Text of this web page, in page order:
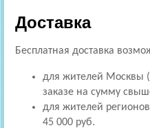
Доставка
Бесплатная доставка
для жителей Москвы
заказе на сумму
для жителей
45 000 руб.